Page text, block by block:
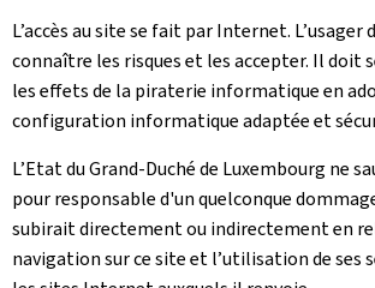
L’accès au site se fait par Internet. L’usager
connaître les risques et les accepter. Il doit
les effets de la piraterie informatique en
configuration informatique adaptée et
L’Etat du Grand-Duché de Luxembourg ne
pour responsable d'un quelconque
subirait directement ou indirectement en
navigation sur ce site et l’utilisation de ses